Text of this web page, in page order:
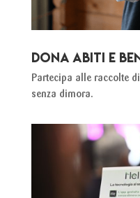
DONA ABITI E
Partecipa alle raccolte
senza dimora.